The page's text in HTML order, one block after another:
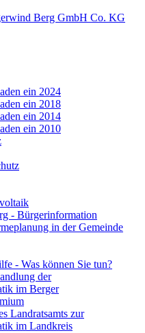
Berg GmbH Co. KG
ein 2024
ein 2018
ein 2014
ein 2010
- Bürgerinformation
in der Gemeinde
- Was können Sie tun?
der
im Berger
Landratsamts zur
im Landkreis